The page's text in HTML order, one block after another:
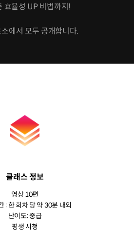
효율성 UP 비법까지!
에서 모두 공개합니다.
클래스 정보
영상 10편
: 한 회차 당 약 30분 내외
난이도: 중급
평생 시청